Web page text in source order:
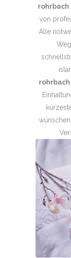
rohrbach
von
Alle
rohrbach